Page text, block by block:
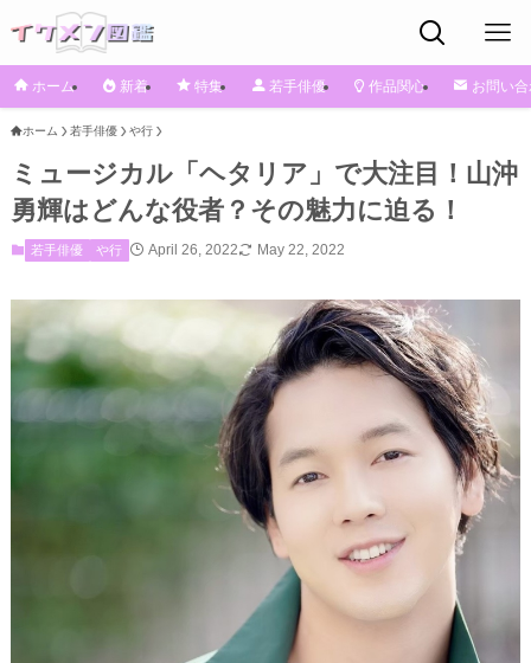
ホーム 新着 特集 若手俳優 作品関心 お問い
ホーム 若手俳優 や行
ミュージカル「ヘタリア」で大注目！山沖
勇輝はどんな役者？その魅力に迫る！
若手俳優 や行 April 26, 2022 May 22, 2022